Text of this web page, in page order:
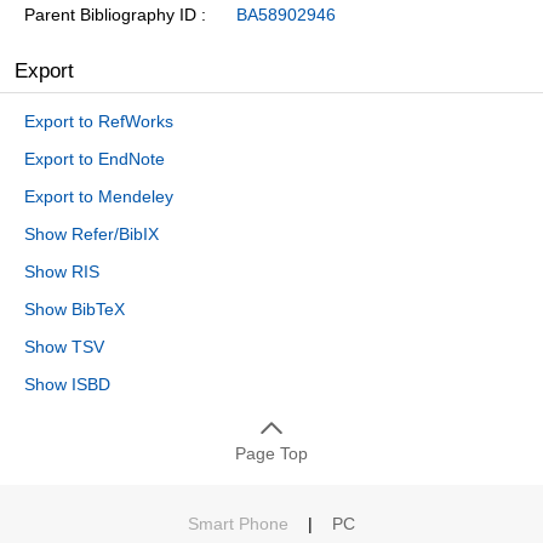
Parent Bibliography ID BA58902946
Export
Export to RefWorks
Export to EndNote
Export to Mendeley
Show Refer/BibIX
Show RIS
Show BibTeX
Show TSV
Show ISBD
Page Top
Smart Phone | PC